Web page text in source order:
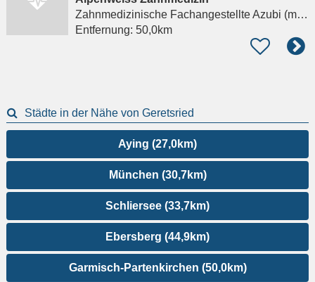
Zahnmedizinische Fachangestellte Azubi (m/w/d)
Entfernung: 50,0km
Städte in der Nähe von Geretsried
Aying (27,0km)
München (30,7km)
Schliersee (33,7km)
Ebersberg (44,9km)
Garmisch-Partenkirchen (50,0km)